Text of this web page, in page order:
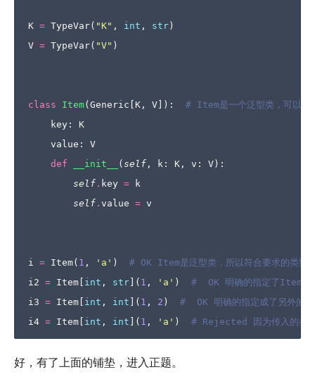
K = TypeVar( "K" , int , str )
V = TypeVar( "V" )
class Item( Generic K , V ]):
# Item是一个泛型类，可以确
key :
K
value :
V
def
__init__ ( self , k : K , v : V ):
self . key =
k
self . value = v
i = Item( 1 , 'a' )
# OK Item是泛型类，所以符合要求的类型
i2 = Item int , str ]( 1 , 'a' )
#  OK 明确的指定了Item的
i3 = Item int , int ]( 1 , 2 )
#  OK 明确的指定成了另外的
i4 = Item int , int ]( 1 , 'a' ) # Rejected 因为传入的参数
好，有了上面的铺垫，进入正题。